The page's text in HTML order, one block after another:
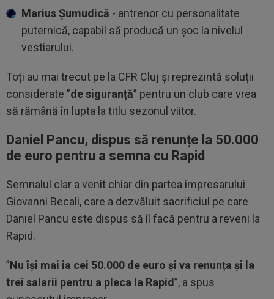
Marius Șumudică - antrenor cu personalitate
puternică, capabil să producă un șoc la nivelul
vestiarului.
Toți au mai trecut pe la CFR Cluj și reprezintă soluții
considerate ”de siguranță” pentru un club care vrea
să rămână în lupta la titlu sezonul viitor.
Daniel Pancu, dispus să renunțe la 50.000
de euro pentru a semna cu Rapid
Semnalul clar a venit chiar din partea impresarului
Giovanni Becali, care a dezvăluit sacrificiul pe care
Daniel Pancu este dispus să îl facă pentru a reveni la
Rapid.
”Nu își mai ia cei 50.000 de euro și va renunța și la
trei salarii pentru a pleca la Rapid”, a spus